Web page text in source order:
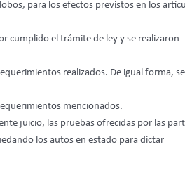
para los efectos previstos en los
cumplido el trámite de ley y se realizaron
realizados. De igual forma, se
mencionados.
juicio, las pruebas ofrecidas por las
los autos en estado para dictar